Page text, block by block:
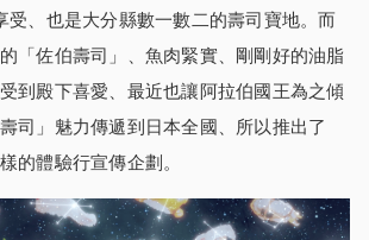
受、也是大分縣數一數二的壽司寶地。而
「佐伯壽司」、魚肉緊實、剛剛好的油脂
到殿下喜愛、最近也讓阿拉伯國王為之傾
司」魅力傳遞到日本全國、所以推出了
的體驗行宣傳企劃。